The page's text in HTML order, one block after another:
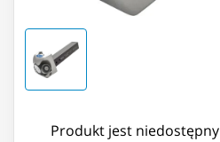
Produkt jest niedostępny